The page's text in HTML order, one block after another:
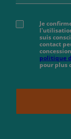
Je
suis
contact
politique
pour plus